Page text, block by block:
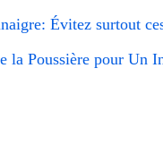
Évitez surtout
la Poussière pour Un